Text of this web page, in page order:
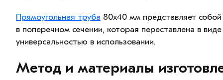
Прямоугольная труба 80х40 мм представляет
в поперечном сечении, которая переставлена в
универсальностью в использовании.
Метод и материалы